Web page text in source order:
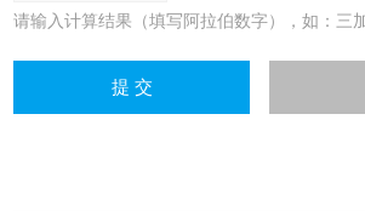
请输入计算结果（填写阿拉伯数字），如：三